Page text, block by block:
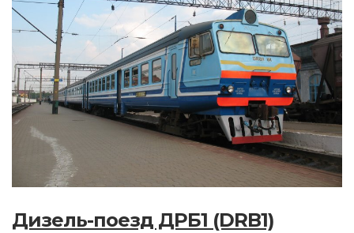
Дизель-поезд ДРБ1 (DRB1)